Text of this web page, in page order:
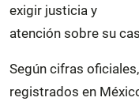
exigir justicia y
atención sobre su
Según cifras
registrados en